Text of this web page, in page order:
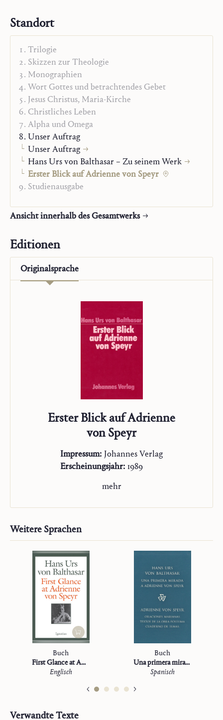
Im zweiten Teil wird uns Adrienne in einer Reihe von
Aussagen über sich selbst vorgestellt, die uns tief in ihre
ganz besondere Art zu sein, zu denken, zu fühlen und zu
beten einführt.
Im dritten Teil wird der Leser in Adriennes
unmittelbar-lebendiges, neuartiges und empfänglich-
schöpferisches Beten eingeführt.
Standort
Trilogie
Skizzen zur Theologie
Monographien
Wort Gottes und betrachtendes Gebet
Jesus Christus, Maria-Kirche
Christliches Leben
Alpha und Omega
Unser Auftrag
Unser Auftrag
Hans Urs von Balthasar – Zu seinem Werk
Erster Blick auf Adrienne von Speyr
Studienausgabe
Ansicht innerhalb des Gesamtwerks
Editionen
Originalsprache
Erster Blick auf Adrienne
von Speyr
Impressum: Johannes Verlag
Erscheinungsjahr: 1989
mehr
Weitere Sprachen
Buch
First Glance at Adrienne von Speyr
Englisch
Buch
Una primera mirada a Adrienne von Speyr
Spanisch
Verwandte Texte